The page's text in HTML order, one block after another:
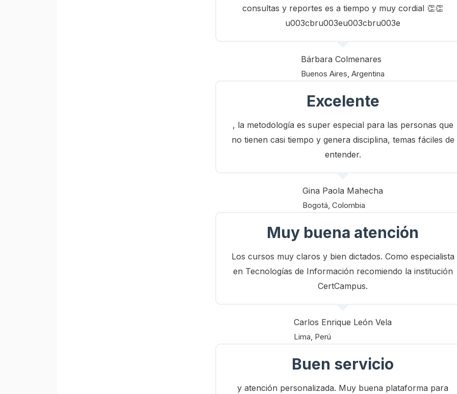
consultas y reportes es a tiempo y muy cordial 👏👏
u003cbru003eu003cbru003e
Bárbara Colmenares
Buenos Aires, Argentina
Excelente
, la metodología es super especial para las personas que
no tienen casi tiempo y genera disciplina, temas fáciles de
entender.
Gina Paola Mahecha
Bogotá, Colombia
Muy buena atención
Los cursos muy claros y bien dictados. Como especialista
en Tecnologías de Información recomiendo la institución
CertCampus.
Carlos Enrique León Vela
Lima, Perú
Buen servicio
y atención personalizada. Muy buena plataforma para